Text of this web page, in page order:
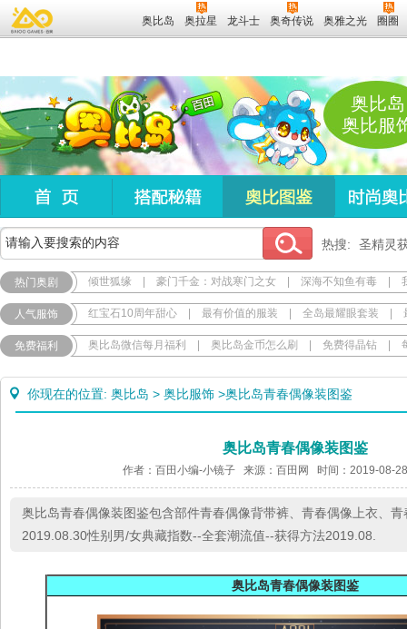
奥比岛 奥拉星 龙斗士 奥奇传说 奥雅之光 圈圈
奥比岛
奥比服
热搜: 圣精灵
热门奥剧 倾世狐缘 豪门千金：对战寒门之女 深海不知鱼有毒
人气服饰 红宝石10周年甜心 最有价值的服装 全岛最耀眼套装
免费福利 奥比岛微信每月福利 奥比岛金币怎么刷 免费得晶钻
你现在的位置: 奥比岛 > 奥比服饰 >奥比岛青春偶像装图鉴
奥比岛青春偶像装图鉴
作者：百田小编-小镜子 来源：百田网 时间：2019-08-
奥比岛青春偶像装图鉴包含部件青春偶像背带裤、青春偶像上衣、
2019.08.30性别男/女典藏指数--全套潮流值--获得方法2019.08.
奥比岛青春偶像装图鉴